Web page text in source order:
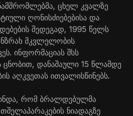
ცხელ კვალზე
ღონისძიებებისა და
შედეგად, 1995 წელს
მკვლელობის
ინფორმაციას შსს
ცნობით, დანაშაული 15 წლამდე
აღკვეთას ითვალისწინებს.
რომ ბრალდებულმა
ნიადაგზე